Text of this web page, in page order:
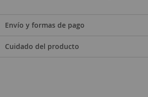
Envío y formas de pago
Cuidado del producto